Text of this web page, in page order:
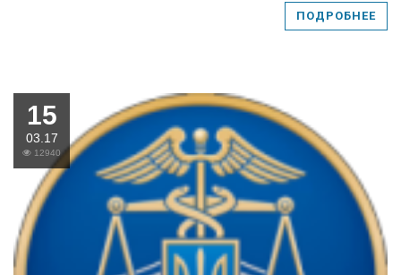
ПОДРОБНЕЕ
15
03.17
12940